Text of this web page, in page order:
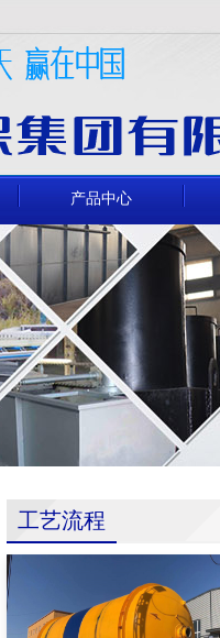
产品中心
工艺流程